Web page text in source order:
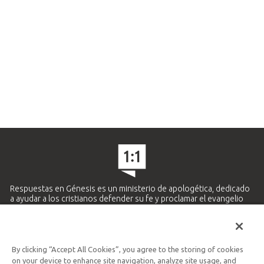
Respuestas en Génesis es un ministerio de apologética, dedicado
a ayudar a los cristianos defender su fe y proclamar el evangelio
Ministerio Hispano y Latinoamericano
By clicking “Accept All Cookies”, you agree to the storing of cookies
on your device to enhance site navigation, analyze site usage, and